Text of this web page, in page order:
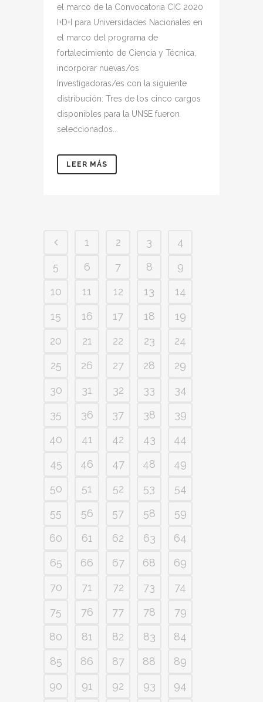
el marco de la Convocatoria CIC 2020
I+D+I para Universidades Nacionales en
el marco del programa de
fortalecimiento de Ciencia y Técnica,
incorporar nuevas/os
Investigadoras/es con la siguiente
distribución: Tres de los cinco cargos
disponibles para la UNSE fueron
seleccionados...
LEER MÁS
1 2 3
4
5
6 7 8
9
10
11 12 13
14
15
16 17 18
19
20
21 22 23
24
25
26 27 28
29
30
31 32 33
34
35
36 37 38
39
40
41 42 43
44
45
46 47 48
49
50
51 52 53
54
55
56 57 58
59
60
61 62 63
64
65
66 67 68
69
70
71 72 73
74
75
76 77 78
79
80
81 82 83
84
85
86 87 88
89
90
91 92 93
94